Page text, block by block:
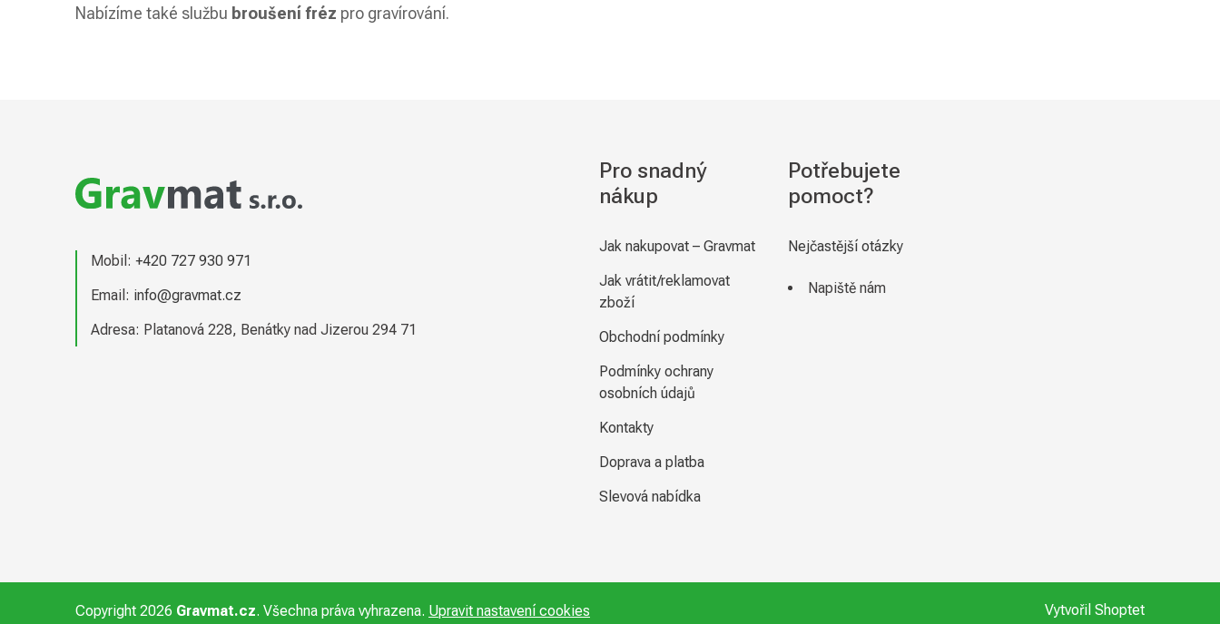
Nabízíme také službu broušení fréz pro gravírování.
Mobil: +420 727 930 971
Email: info@gravmat.cz
Adresa: Platanová 228, Benátky nad Jizerou 294 71
Pro snadný
nákup
Jak nakupovat – Gravmat
Jak vrátit/reklamovat
zboží
Obchodní podmínky
Podmínky ochrany
osobních údajů
Kontakty
Doprava a platba
Slevová nabídka
Potřebujete
pomoct?
Nejčastější otázky
Napiště nám
Vytvořil Shoptet
Copyright 2026 Gravmat.cz. Všechna práva vyhrazena. Upravit nastavení cookies